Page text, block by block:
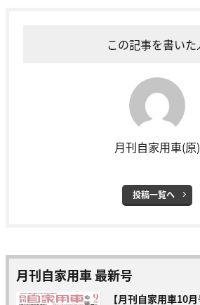
この記事を書いた
月刊自家用車(原)
投稿一覧へ
月刊自家用車 最新号
【月刊自家用車10